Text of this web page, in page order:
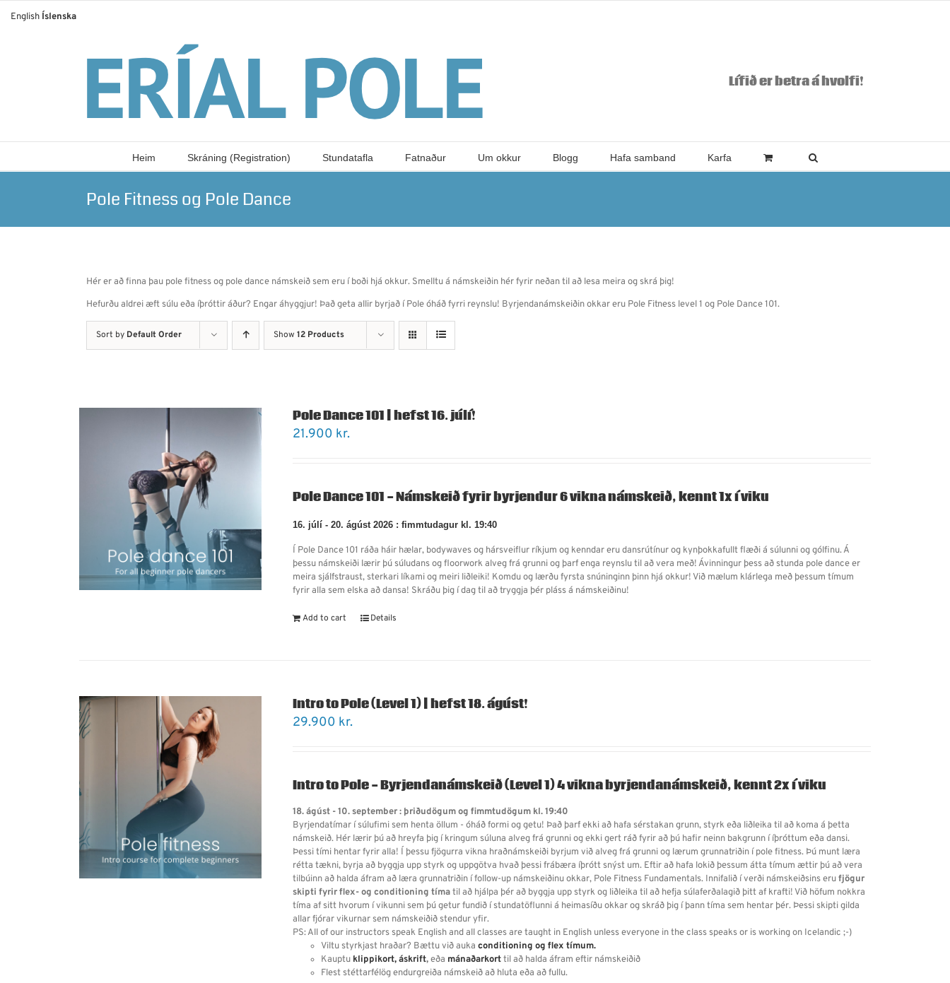
Lífið er betra á hvolfi!
Heim Skráning (Registration) Stundatafla Fatnaður Um okkur Blogg Hafa samband Karfa
Pole Fitness og Pole Dance
Hér er að finna þau pole fitness og pole dance námskeið sem eru í boði hjá okkur. Smelltu á námskeiðin hér fyrir neðan til að lesa meira og skrá þig!
Hefurðu aldrei æft súlu eða íþróttir áður? Engar áhyggjur! Það geta allir byrjað í Pole óháð fyrri reynslu! Byrjendanámskeiðin okkar eru Pole Fitness level 1 og Pole Dance 101.
Sort by Default Order Show 12 Products
Pole Dance 101 | hefst 16. júlí!
21.900 kr.
Pole Dance 101 - Námskeið fyrir byrjendur 6 vikna námskeið, kennt 1x í viku
16. júlí - 20. ágúst 2026 : fimmtudagur kl. 19:40
Í Pole Dance 101 ráða háir hælar, bodywaves og hársveiflur ríkjum og kenndar eru dansrútínur og kynþokkafullt flæði á súlunni og gólfinu. Á
þessu námskeiði lærir þú súludans og floorwork alveg frá grunni og þarf enga reynslu til að vera með! Ávinningur þess að stunda pole dance er
meira sjálfstraust, sterkari líkami og meiri liðleiki! Komdu og lærðu fyrsta snúninginn þinn hjá okkur! Við mælum klárlega með þessum tímum
fyrir alla sem elska að dansa! Skráðu þig í dag til að tryggja þér pláss á námskeiðinu!
Add to cart Details
Intro to Pole (Level 1) | hefst 18. ágúst!
29.900 kr.
Intro to Pole - Byrjendanámskeið (Level 1)4 vikna byrjendanámskeið, kennt 2x í viku
18. ágúst - 10. september : þriðudögum og fimmtudögum kl. 19:40
Byrjendatímar í súlufimi sem henta öllum - óháð formi og getu! Það þarf ekki að hafa sérstakan grunn, styrk eða liðleika til að koma á þetta
námskeið. Hér lærir þú að hreyfa þig í kringum súluna alveg frá grunni og ekki gert ráð fyrir að þú hafir neinn bakgrunn í íþróttum eða dansi.
Þessi tími hentar fyrir alla! Í þessu fjögurra vikna hraðnámskeiði byrjum við alveg frá grunni og lærum grunnatriðin í pole fitness. Þú munt læra
rétta tækni, byrja að byggja upp styrk og uppgötva hvað þessi frábæra íþrótt snýst um. Eftir að hafa lokið þessum átta tímum ættir þú að vera
tilbúinn að halda áfram að læra grunnatriðin í follow-up námskeiðinu okkar, Pole Fitness Fundamentals. Innifalið í verði námskeiðsins erufjögur
skipti fyrir flex- og conditioning tímatil að hjálpa þér að byggja upp styrk og liðleika til að hefja súlaferðalagið þitt af krafti! Við höfum nokkra
tíma af sitt hvorum í vikunni sem þú getur fundið í stundatöflunni á heimasíðu okkar og skráð þig í þann tíma sem hentar þér. Þessi skipti gilda
allar fjórar vikurnar sem námskeiðið stendur yfir.
PS: All of our instructors speak English and all classes are taught in English unless everyone in the class speaks or is working on Icelandic ;-)
Viltu styrkjast hraðar? Bættu við aukaconditioning og flex tímum.
Kauptu klippikort, áskrift,eða mánaðarkorttil að halda áfram eftir námskeiðið
Flest stéttarfélög endurgreiða námskeið að hluta eða að fullu.
English Íslenska